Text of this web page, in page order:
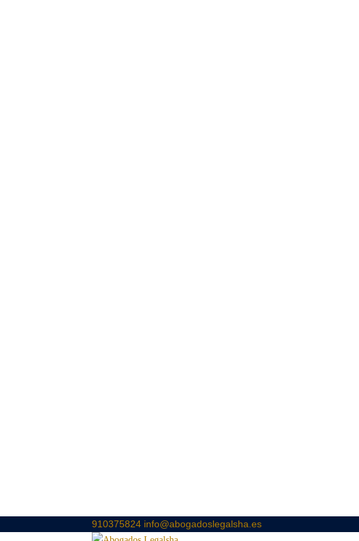
910375824 info@abogadoslegalsha.es